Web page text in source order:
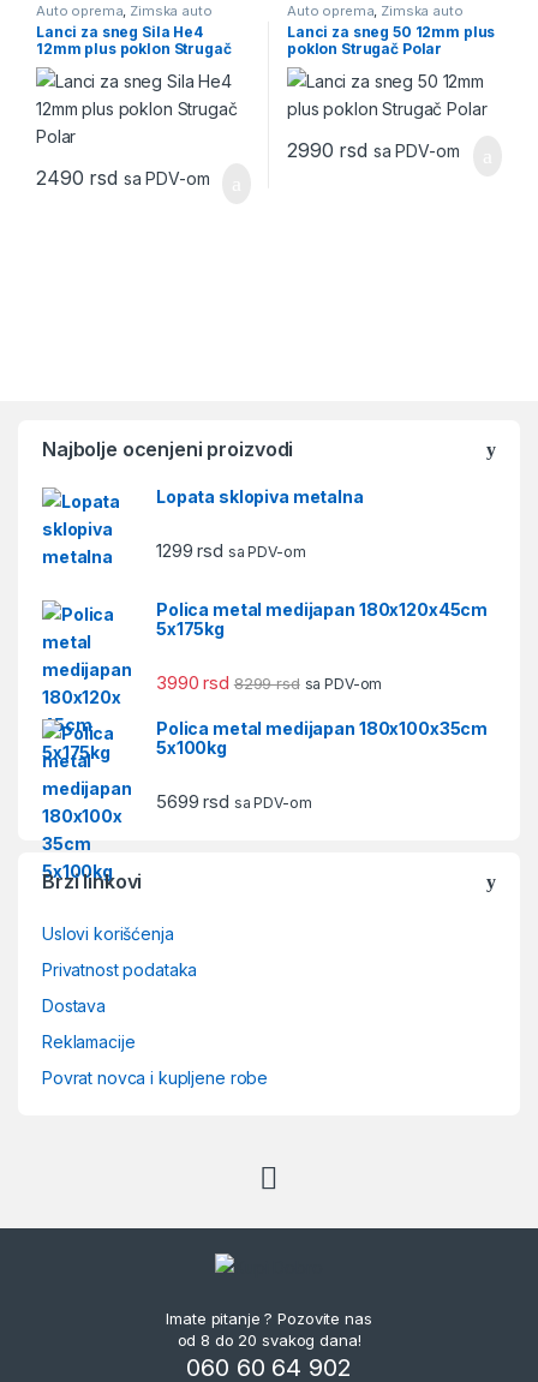
Auto oprema Zimska auto
oprema
Lanci za sneg Sila He4
12mm plus poklon Strugač
Polar
2490 rsd sa PDV-om
Auto oprema Zimska auto
oprema
Lanci za sneg 50 12mm plus
poklon Strugač Polar
2990 rsd sa PDV-om
Najbolje ocenjeni proizvodi
Lopata sklopiva metalna
1299rsd sa PDV-om
Polica metal medijapan 180x120x45cm
5x175kg
3990rsd 8299rsd sa PDV-om
Polica metal medijapan 180x100x35cm
5x100kg
5699rsd sa PDV-om
Brzi linkovi
Uslovi korišćenja
Privatnost podataka
Dostava
Reklamacije
Povrat novca i kupljene robe
Imate pitanje ? Pozovite nas
od 8 do 20 svakog dana!
060 60 64 902